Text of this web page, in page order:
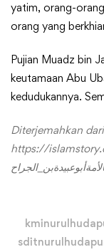
yatim, orang-
orang yang
Pujian Muadz bin
keutamaan Abu
kedudukannya.
Diterjemahkan
https://